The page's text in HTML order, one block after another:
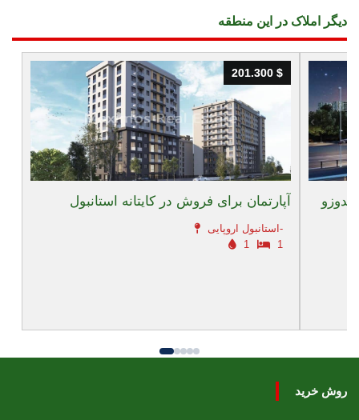
دیگر املاک در این منطقه
آپارتمان برای فروش در کایتانه استانبول
استانبول اروپایی-
1
1
201.300 $
201.300 $
روش خرید